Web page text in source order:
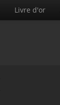
Livre d'or